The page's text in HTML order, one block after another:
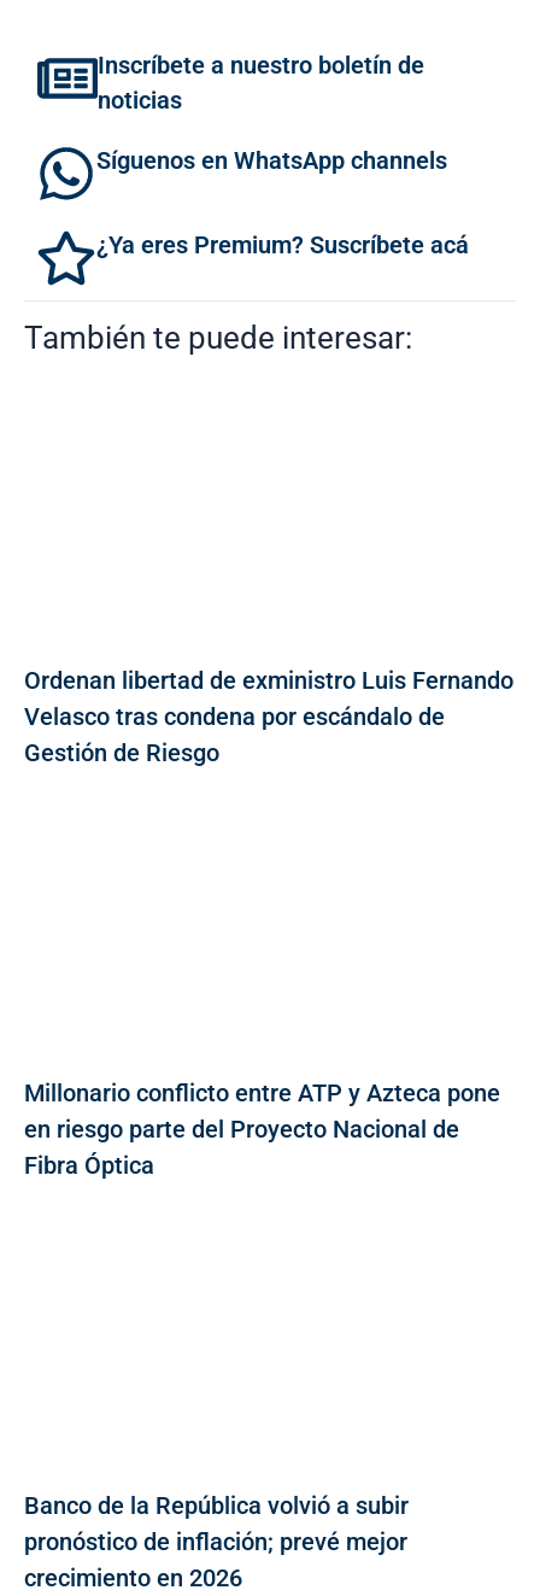
Inscríbete a nuestro boletín de
noticias
Síguenos en WhatsApp channels
¿Ya eres Premium? Suscríbete acá
También te puede interesar:
Ordenan libertad de exministro Luis Fernando
Velasco tras condena por escándalo de
Gestión de Riesgo
Millonario conflicto entre ATP y Azteca pone
en riesgo parte del Proyecto Nacional de
Fibra Óptica
Banco de la República volvió a subir
pronóstico de inflación; prevé mejor
crecimiento en 2026